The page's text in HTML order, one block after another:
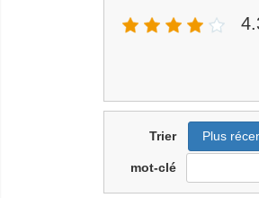
Trier Plus
mot-clé